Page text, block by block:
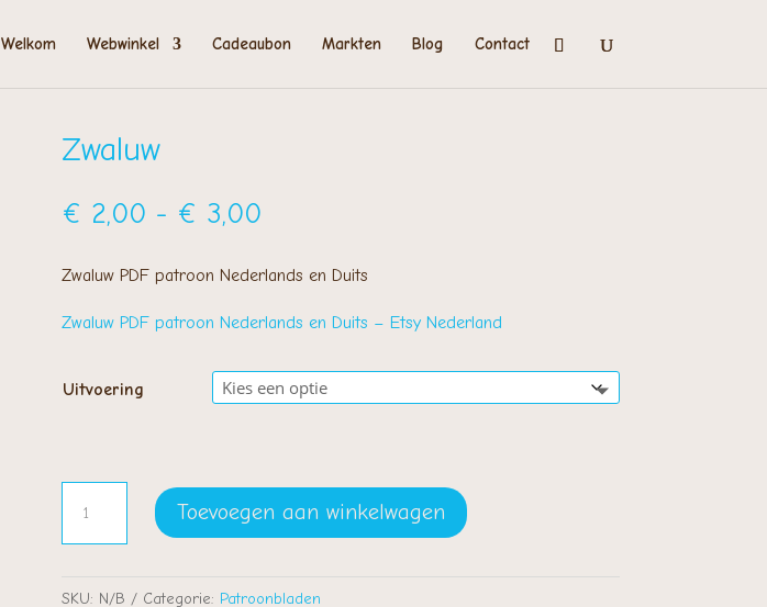
Welkom Webwinkel Cadeaubon Markten Blog Contact
Zwaluw
€ 2,00 - € 3,00Prijsklasse:
tot
Zwaluw PDF patroon Nederlands en Duits
Zwaluw PDF patroon Nederlands en Duits – Etsy Nederland
Uitvoering
aantal
Toevoegen aan winkelwagen
SKU: N/B Categorie: Patroonbladen